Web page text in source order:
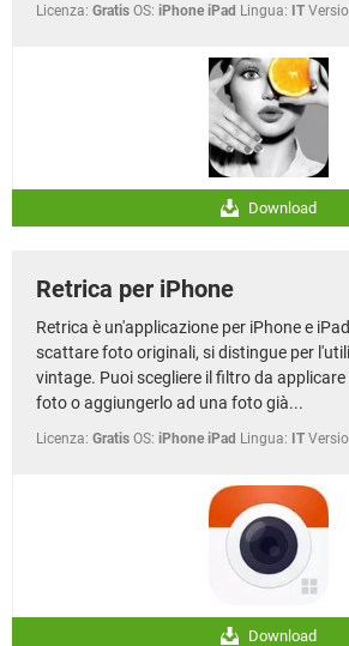
Licenza: Gratis OS: iPhone iPad Lingua: IT
Download
Retrica per iPhone
Retrica è un'applicazione per iPhone e
scattare foto originali, si distingue per
vintage. Puoi scegliere il filtro da
foto o aggiungerlo ad una foto già...
Licenza: Gratis OS: iPhone iPad Lingua: IT
Download